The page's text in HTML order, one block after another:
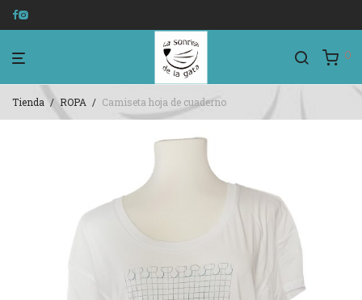
0
Tienda / ROPA / Camiseta hoja de cuaderno